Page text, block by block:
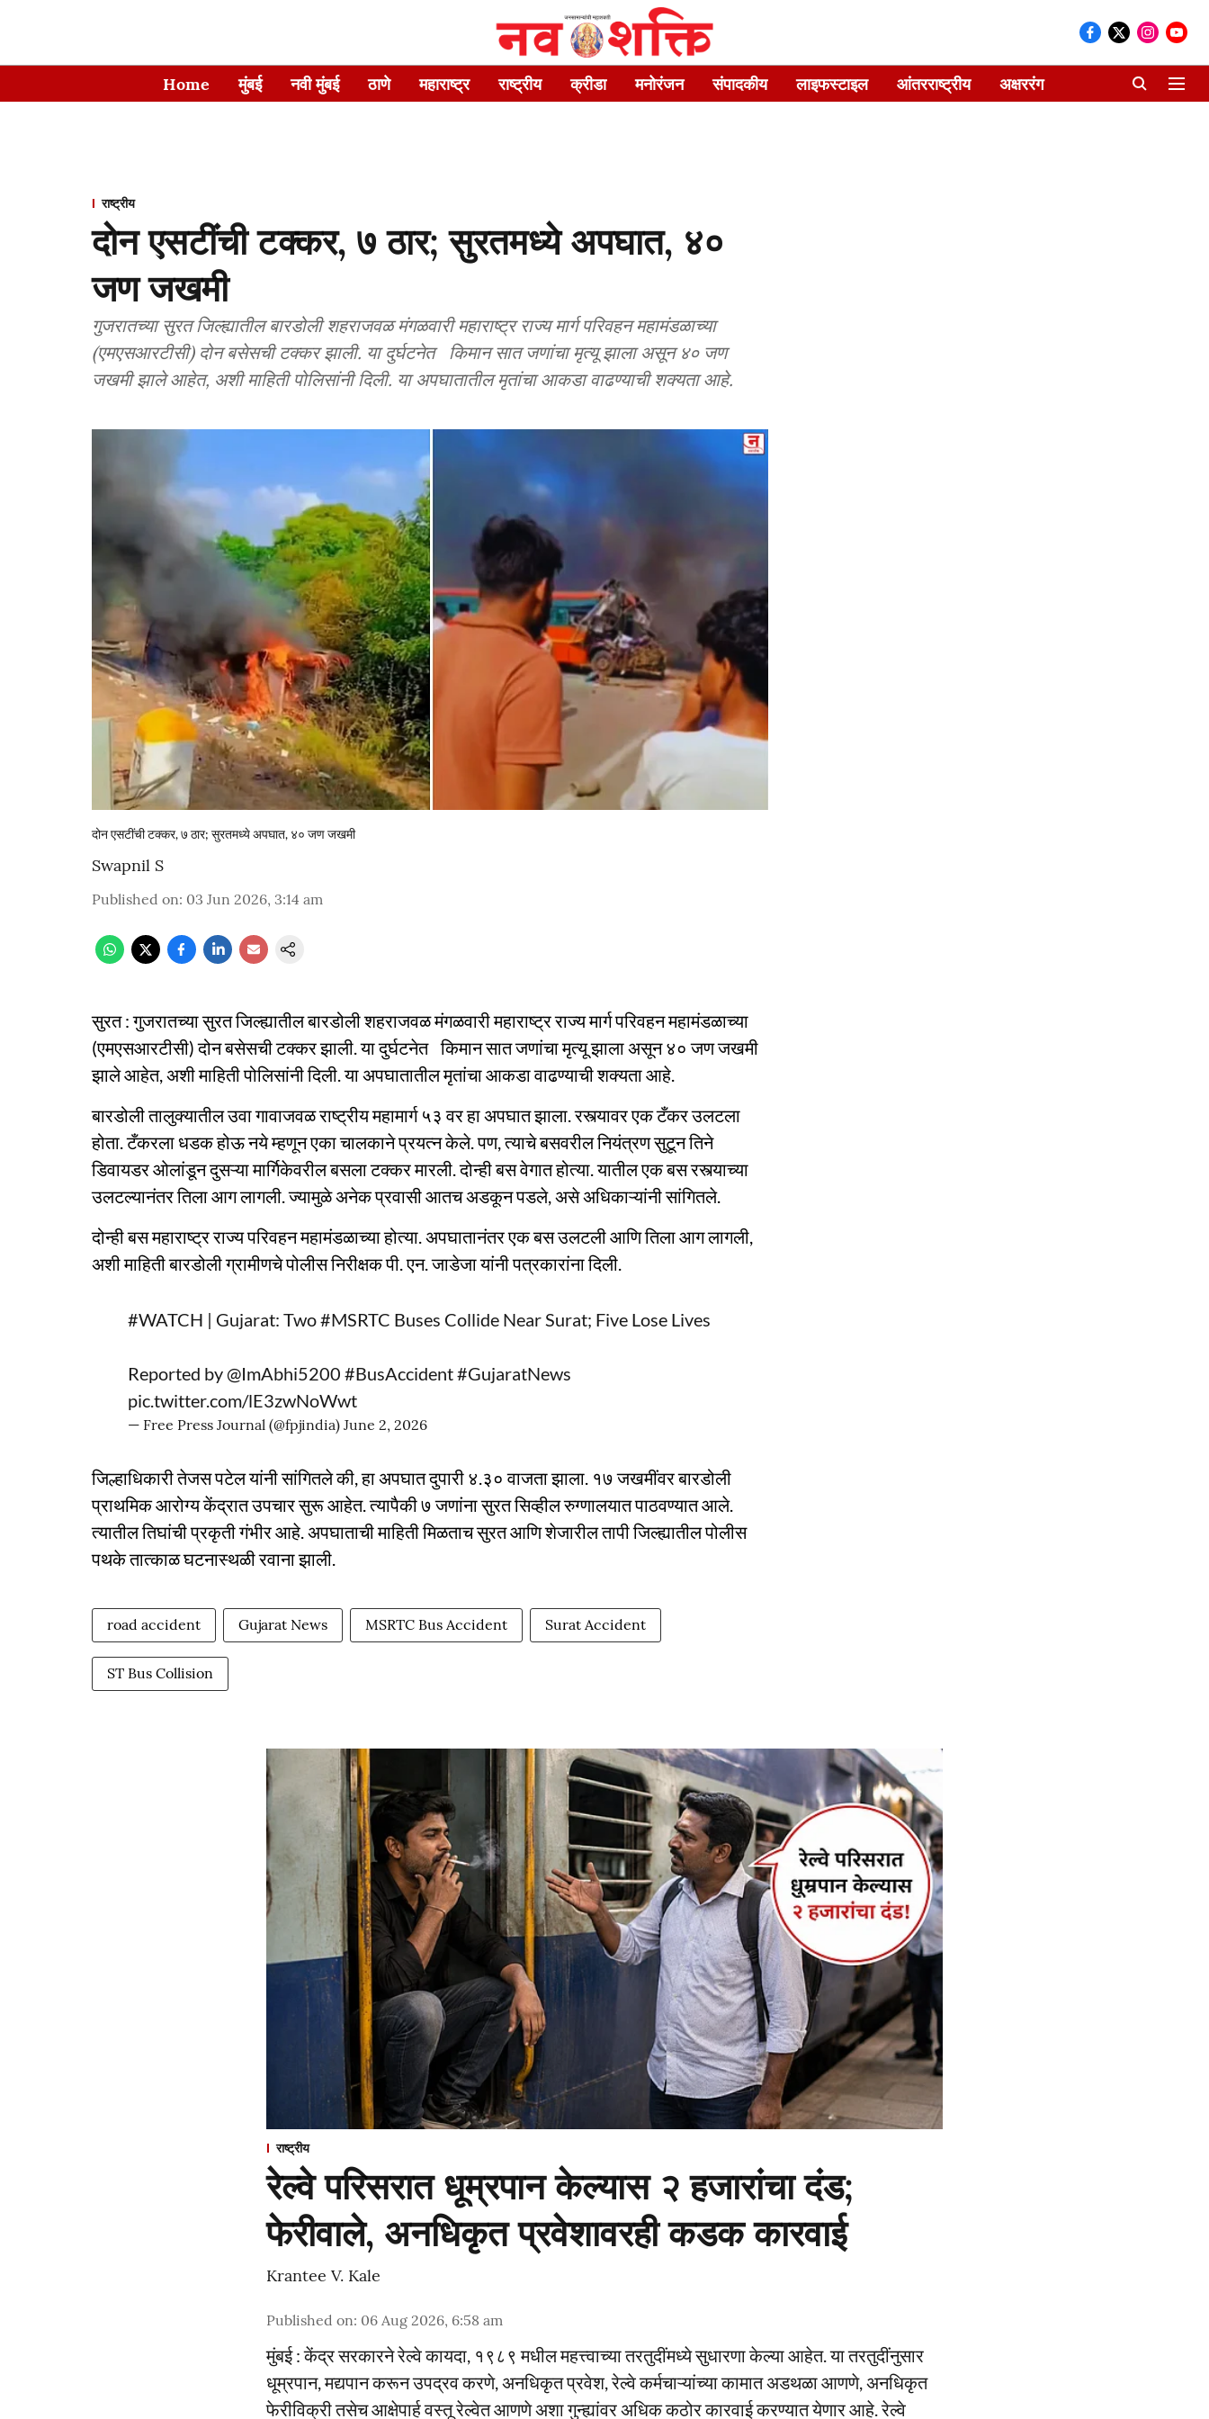
Home मुंबई नवी मुंबई ठाणे महाराष्ट्र राष्ट्रीय क्रीडा मनोरंजन संपादकीय लाइफस्टाइल आंतरराष्ट्रीय अक्षररंग
राष्ट्रीय
दोन एसटींची टक्कर, ७ ठार; सुरतमध्ये अपघात, ४०
जण जखमी
गुजरातच्या सुरत जिल्ह्यातील बारडोली शहराजवळ मंगळवारी महाराष्ट्र राज्य मार्ग परिवहन महामंडळाच्या
(एमएसआरटीसी) दोन बसेसची टक्कर झाली. या दुर्घटनेत किमान सात जणांचा मृत्यू झाला असून ४० जण
जखमी झाले आहेत, अशी माहिती पोलिसांनी दिली. या अपघातातील मृतांचा आकडा वाढण्याची शक्यता आहे.
दोन एसटींची टक्कर, ७ ठार; सुरतमध्ये अपघात, ४० जण जखमी
Swapnil S
Published on: 03 Jun 2026, 3:14 am
सुरत : गुजरातच्या सुरत जिल्ह्यातील बारडोली शहराजवळ मंगळवारी महाराष्ट्र राज्य मार्ग परिवहन महामंडळाच्या
(एमएसआरटीसी) दोन बसेसची टक्कर झाली. या दुर्घटनेत किमान सात जणांचा मृत्यू झाला असून ४० जण जखमी
झाले आहेत, अशी माहिती पोलिसांनी दिली. या अपघातातील मृतांचा आकडा वाढण्याची शक्यता आहे.
बारडोली तालुक्यातील उवा गावाजवळ राष्ट्रीय महामार्ग ५३ वर हा अपघात झाला. रस्त्यावर एक टँकर उलटला
होता. टँकरला धडक होऊ नये म्हणून एका चालकाने प्रयत्न केले. पण, त्याचे बसवरील नियंत्रण सुटून तिने
डिवायडर ओलांडून दुसऱ्या मार्गिकेवरील बसला टक्कर मारली. दोन्ही बस वेगात होत्या. यातील एक बस रस्त्याच्या
उलटल्यानंतर तिला आग लागली. ज्यामुळे अनेक प्रवासी आतच अडकून पडले, असे अधिकाऱ्यांनी सांगितले.
दोन्ही बस महाराष्ट्र राज्य परिवहन महामंडळाच्या होत्या. अपघातानंतर एक बस उलटली आणि तिला आग लागली,
अशी माहिती बारडोली ग्रामीणचे पोलीस निरीक्षक पी. एन. जाडेजा यांनी पत्रकारांना दिली.
#WATCH | Gujarat: Two#MSRTC Buses Collide Near Surat; Five Lose Lives
Reported by@ImAbhi5200 #BusAccident#GujaratNews
pic.twitter.com/lE3zwNoWwt
— Free Press Journal (@fpjindia) June 2, 2026
जिल्हाधिकारी तेजस पटेल यांनी सांगितले की, हा अपघात दुपारी ४.३० वाजता झाला. १७ जखमींवर बारडोली
प्राथमिक आरोग्य केंद्रात उपचार सुरू आहेत. त्यापैकी ७ जणांना सुरत सिव्हील रुग्णालयात पाठवण्यात आले.
त्यातील तिघांची प्रकृती गंभीर आहे. अपघाताची माहिती मिळताच सुरत आणि शेजारील तापी जिल्ह्यातील पोलीस
पथके तात्काळ घटनास्थळी रवाना झाली.
road accident Gujarat News MSRTC Bus Accident Surat Accident
ST Bus Collision
राष्ट्रीय
रेल्वे परिसरात धूम्रपान केल्यास २ हजारांचा दंड;
फेरीवाले, अनधिकृत प्रवेशावरही कडक कारवाई
Krantee V. Kale
Published on: 06 Aug 2026, 6:58 am
मुंबई : केंद्र सरकारने रेल्वे कायदा, १९८९ मधील महत्त्वाच्या तरतुदींमध्ये सुधारणा केल्या आहेत. या तरतुदींनुसार
धूम्रपान, मद्यपान करून उपद्रव करणे, अनधिकृत प्रवेश, रेल्वे कर्मचाऱ्यांच्या कामात अडथळा आणणे, अनधिकृत
फेरीविक्री तसेच आक्षेपार्ह वस्तू रेल्वेत आणणे अशा गुन्ह्यांवर अधिक कठोर कारवाई करण्यात येणार आहे. रेल्वे